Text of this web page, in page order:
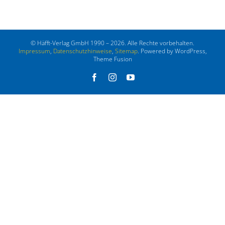
© Häfft-Verlag GmbH 1990 – 2026. Alle Rechte vorbehalten.
Impressum, Datenschutzhinweise, Sitemap. Powered by WordPress,
Theme Fusion
FacebookInstagramYouTube